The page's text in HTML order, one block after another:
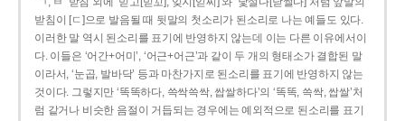
받침이 [ㄷ]으로 발음될 때 뒷말의 첫소리가 된소리로 나는 예들도 있다.
이러한 말 역시 된소리를 표기에 반영하지 않는데 이는 다른 이유에서이
다. 이들은 ‘어간+어미’, ‘어근+어근’과 같이 두 개의 형태소가 결합된 말
이라서, ‘눈곱, 발바닥’ 등과 마찬가지로 된소리를 표기에 반영하지 않는
것이다. 그렇지만 ‘똑똑하다, 쓱싹쓱싹, 쌉쌀하다’의 ‘똑똑, 쓱싹, 쌉쌀’처
럼 같거나 비슷한 음절이 거듭되는 경우에는 예외적으로 된소리를 표기